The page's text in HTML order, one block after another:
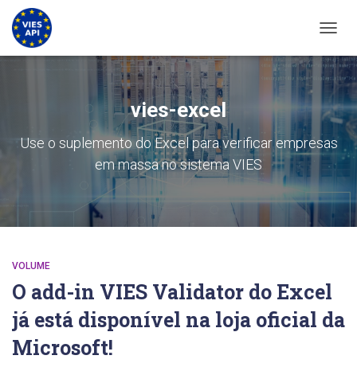
vies-excel
Use o suplemento do Excel para verificar empresas
em massa no sistema VIES
VOLUME
O add-in VIES Validator do Excel
já está disponível na loja oficial da
Microsoft!